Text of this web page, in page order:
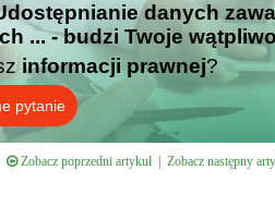
danych
... - budzi Twoje
informacji prawnej?
pytanie
Zobacz poprzedni artykuł| Zobacz następny